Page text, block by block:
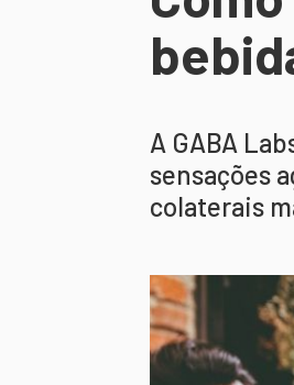
A GABA
sensações
colaterais